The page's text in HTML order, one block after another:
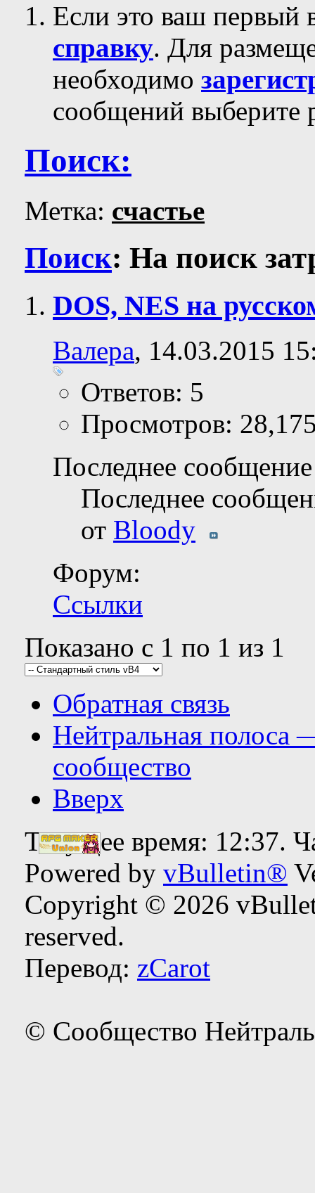
Если это ваш первый
справку. Для
необходимо
сообщений выберите
Поиск:
Метка: счастье
Поиск: На поиск
DOS, NES на
Валера, 14.03.2015
Ответов: 5
Просмотров:
Последнее
Последнее
от Bloody
Форум:
Ссылки
Показано с 1 по 1 из 1
Обратная связь
Нейтральная полоса
сообщество
Вверх
Текущее время: 12:37.
Powered by vBulletin®
Copyright © 2026
reserved.
Перевод: zCarot
© Сообщество